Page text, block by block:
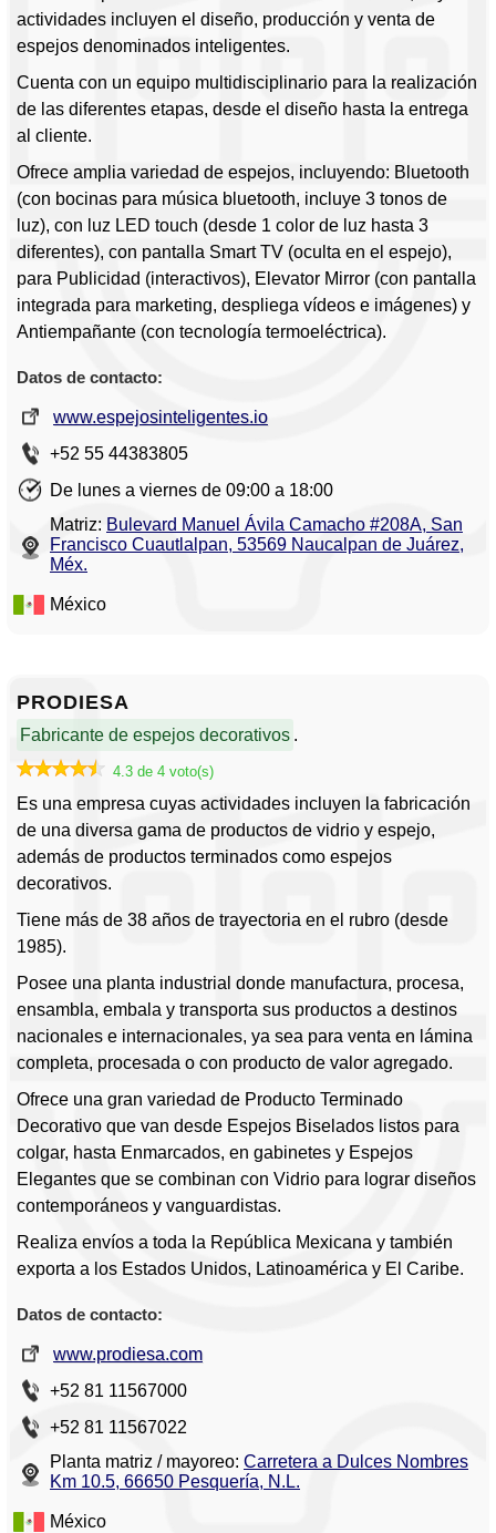
actividades incluyen el diseño, producción y venta de
espejos denominados inteligentes.
Cuenta con un equipo multidisciplinario para la realización
de las diferentes etapas, desde el diseño hasta la entrega
al cliente.
Ofrece amplia variedad de espejos, incluyendo: Bluetooth
(con bocinas para música bluetooth, incluye 3 tonos de
luz), con luz LED touch (desde 1 color de luz hasta 3
diferentes), con pantalla Smart TV (oculta en el espejo),
para Publicidad (interactivos), Elevator Mirror (con pantalla
integrada para marketing, despliega vídeos e imágenes) y
Antiempañante (con tecnología termoeléctrica).
Datos de contacto:
www.espejosinteligentes.io
+52 55 44383805
De lunes a viernes de 09:00 a 18:00
Matriz: Bulevard Manuel Ávila Camacho #208A, San
Francisco Cuautlalpan, 53569 Naucalpan de Juárez,
Méx.
México
PRODIESA
Fabricante de espejos decorativos .
4.3 de 4 voto(s)
Es una empresa cuyas actividades incluyen la fabricación
de una diversa gama de productos de vidrio y espejo,
además de productos terminados como espejos
decorativos.
Tiene más de 38 años de trayectoria en el rubro (desde
1985).
Posee una planta industrial donde manufactura, procesa,
ensambla, embala y transporta sus productos a destinos
nacionales e internacionales, ya sea para venta en lámina
completa, procesada o con producto de valor agregado.
Ofrece una gran variedad de Producto Terminado
Decorativo que van desde Espejos Biselados listos para
colgar, hasta Enmarcados, en gabinetes y Espejos
Elegantes que se combinan con Vidrio para lograr diseños
contemporáneos y vanguardistas.
Realiza envíos a toda la República Mexicana y también
exporta a los Estados Unidos, Latinoamérica y El Caribe.
Datos de contacto:
www.prodiesa.com
+52 81 11567000
+52 81 11567022
Planta matriz / mayoreo: Carretera a Dulces Nombres
Km 10.5, 66650 Pesquería, N.L.
México